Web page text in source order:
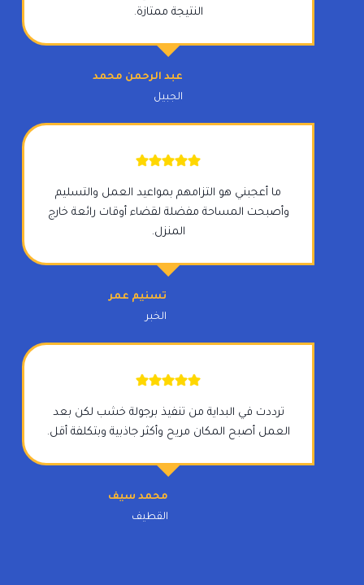
النتيجة ممتازة.
عبد الرحمن محمد
الجبيل
ما أعجبني هو التزامهم بمواعيد العمل والتسليم
وأصبحت المساحة مفضلة لقضاء أوقات رائعة خارج
المنزل.
تسنيم عمر
الخبر
ترددت في البداية من تنفيذ برجولة خشب لكن بعد
العمل أصبح المكان مريح وأكثر جاذبية وبتكلفة أقل.
محمد سيف
القطيف